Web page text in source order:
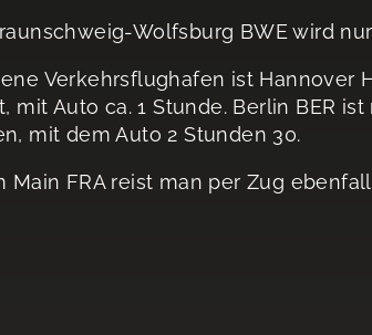
Wolfsburg BWE wird
Verkehrsflughafen ist Hannover
mit Auto ca. 1 Stunde. Berlin BER
mit dem Auto 2 Stunden 30.
Main FRA reist man per Zug